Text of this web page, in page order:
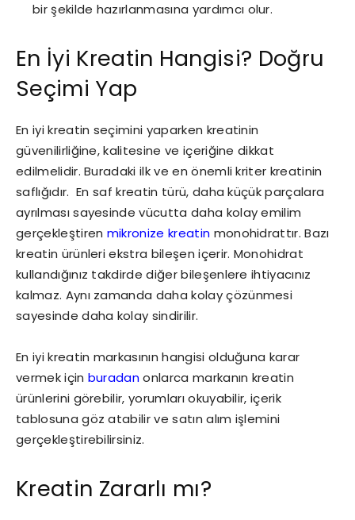
bir şekilde hazırlanmasına yardımcı olur.
En İyi Kreatin Hangisi? Doğru
Seçimi Yap
En iyi kreatin seçimini yaparken kreatinin
güvenilirliğine, kalitesine ve içeriğine dikkat
edilmelidir. Buradaki ilk ve en önemli kriter kreatinin
saflığıdır. En saf kreatin türü, daha küçük parçalara
ayrılması sayesinde vücutta daha kolay emilim
gerçekleştiren mikronize kreatin monohidrattır. Bazı
kreatin ürünleri ekstra bileşen içerir. Monohidrat
kullandığınız takdirde diğer bileşenlere ihtiyacınız
kalmaz. Aynı zamanda daha kolay çözünmesi
sayesinde daha kolay sindirilir.
En iyi kreatin markasının hangisi olduğuna karar
vermek için buradanonlarca markanın kreatin
ürünlerini görebilir, yorumları okuyabilir, içerik
tablosuna göz atabilir ve satın alım işlemini
gerçekleştirebilirsiniz.
Kreatin Zararlı mı?